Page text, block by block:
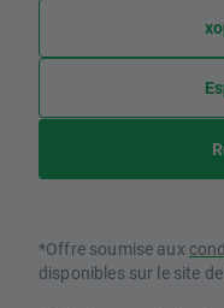
*Offre soumise aux
disponibles sur le site de